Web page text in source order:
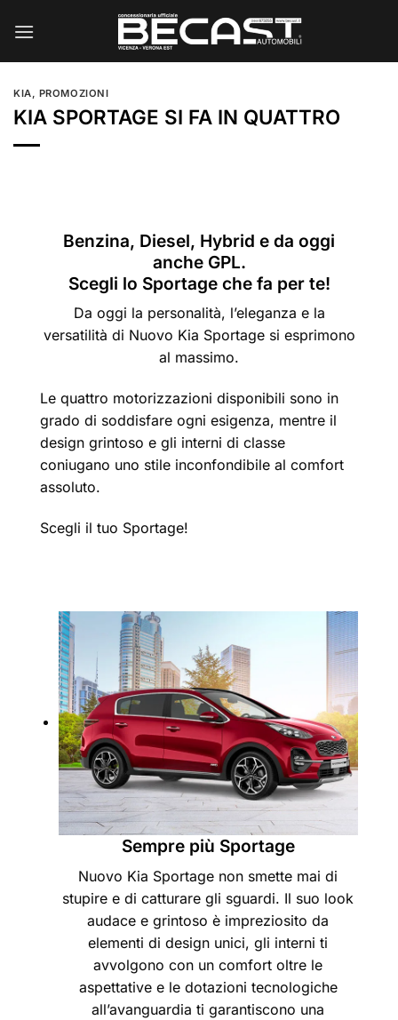
KIA, PROMOZIONI
KIA SPORTAGE SI FA IN QUATTRO
Benzina, Diesel, Hybrid e da oggi
anche GPL.
Scegli lo Sportage che fa per te!
Da oggi la personalità, l’eleganza e la
versatilità di Nuovo Kia Sportage si esprimono
al massimo.
Le quattro motorizzazioni disponibili sono in
grado di soddisfare ogni esigenza, mentre il
design grintoso e gli interni di classe
coniugano uno stile inconfondibile al comfort
assoluto.
Scegli il tuo Sportage!
Sempre più Sportage
Nuovo Kia Sportage non smette mai di
stupire e di catturare gli sguardi. Il suo look
audace e grintoso è impreziosito da
elementi di design unici, gli interni ti
avvolgono con un comfort oltre le
aspettative e le dotazioni tecnologiche
all’avanguardia ti garantiscono una